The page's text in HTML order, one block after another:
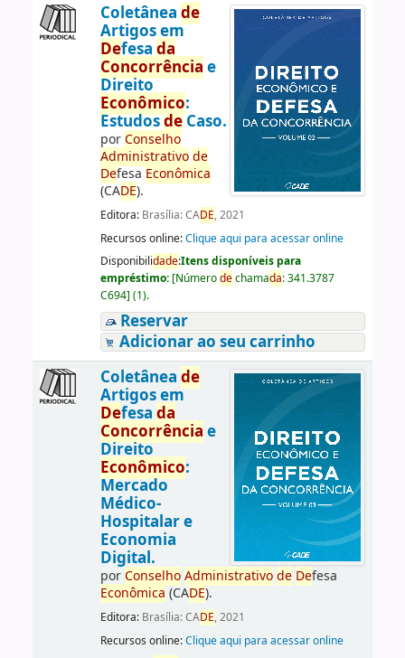
Coletânea de
Artigos em
Defesa da
Concorrência e
Direito
Econômico:
EstudosdeCaso.
porConselho
Administrativo de
Defesa Econômica
(CADE).
Editora: Brasília: CADE, 2021
Recursos online:Clique aqui para acessar online
Disponibilidade:Itens disponíveis para
empréstimo: [Númerodechamada:341.3787
C694] (1).
Reservar
Adicionar ao seu carrinho
Coletânea de
Artigos em
Defesa da
Concorrência e
Direito
Econômico:
Mercado
Médico-
Hospitalar e
Economia
Digital.
porConselho Administrativo de Defesa
Econômica (CADE).
Editora: Brasília: CADE, 2021
Recursos online:Clique aqui para acessar online